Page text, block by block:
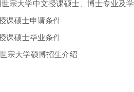
课硕士申请条件
课硕士毕业条件
宗大学硕博招生介绍